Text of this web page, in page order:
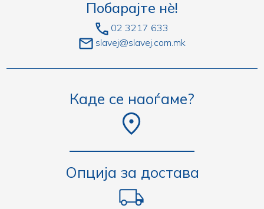
Побарајте нè!
02 3217 633
slavej@slavej.com.mk
Каде се наоѓаме?
Опција за достава